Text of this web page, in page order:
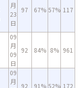
月
23
日
97 67% 57% 117
09
月
09
日
92 84% 8% 961
09
月
92 91% 52% 172